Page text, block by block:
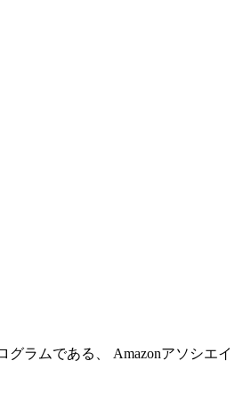
ラムである、 Amazonアソシエイ